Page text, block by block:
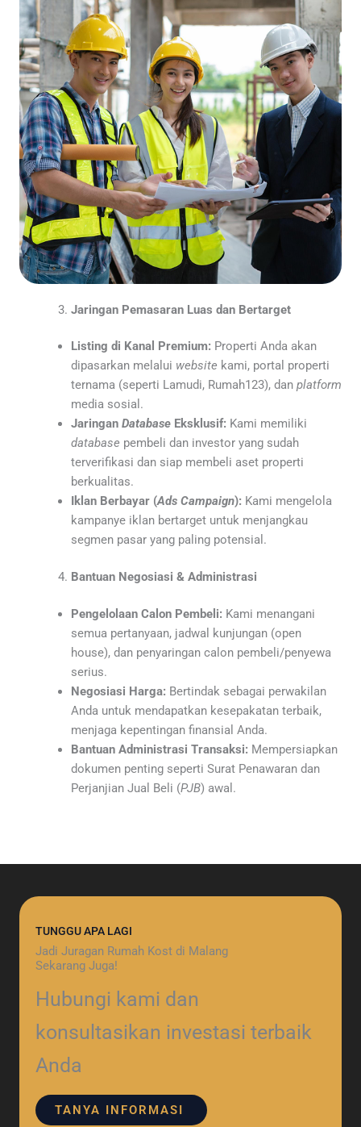
Jaringan Pemasaran Luas dan Bertarget
Listing di Kanal Premium: Properti Anda akan
dipasarkan melalui website kami, portal properti
ternama (seperti Lamudi, Rumah123), dan platform
media sosial.
Jaringan DatabaseEksklusif: Kami memiliki
database pembeli dan investor yang sudah
terverifikasi dan siap membeli aset properti
berkualitas.
Iklan Berbayar (Ads Campaign): Kami mengelola
kampanye iklan bertarget untuk menjangkau
segmen pasar yang paling potensial.
Bantuan Negosiasi & Administrasi
Pengelolaan Calon Pembeli: Kami menangani
semua pertanyaan, jadwal kunjungan (open
house), dan penyaringan calon pembeli/penyewa
serius.
Negosiasi Harga: Bertindak sebagai perwakilan
Anda untuk mendapatkan kesepakatan terbaik,
menjaga kepentingan finansial Anda.
Bantuan Administrasi Transaksi: Mempersiapkan
dokumen penting seperti Surat Penawaran dan
Perjanjian Jual Beli (PJB) awal.
TUNGGU APA LAGI
Jadi Juragan Rumah Kost di Malang
Sekarang Juga!
Hubungi kami dan
konsultasikan investasi terbaik
Anda
TANYA INFORMASI